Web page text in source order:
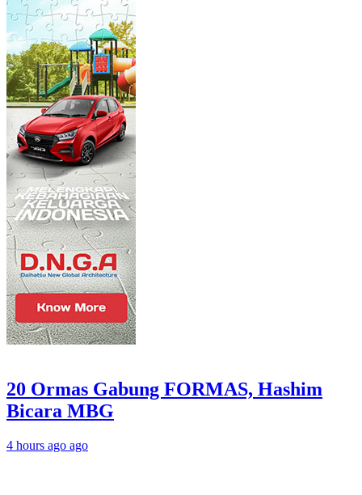
20 Ormas Gabung FORMAS, Hashim
Bicara MBG
4 hours ago ago